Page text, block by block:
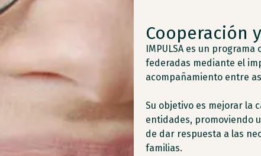
Cooperación
IMPULSA es un
federadas mediante el
acompañamiento entre
Su objetivo es mejorar la
entidades, promoviendo
de dar respuesta a las
familias.